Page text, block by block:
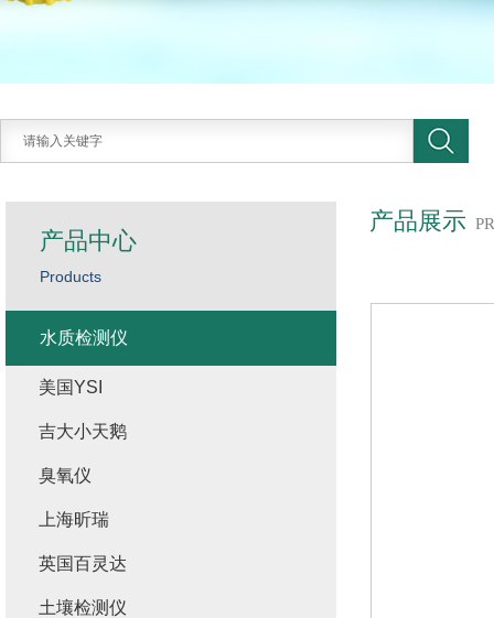
产品展示
产品中心
Products
水质检测仪
美国YSI
吉大小天鹅
臭氧仪
上海昕瑞
英国百灵达
土壤检测仪